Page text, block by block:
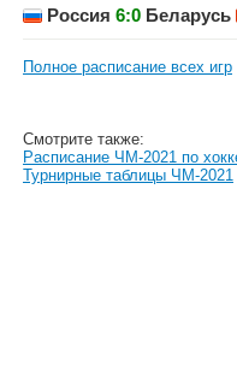
Россия 6:0 Беларусь
Полное расписание всех игр
Смотрите также:
Расписание ЧМ-2021 по
Турнирные таблицы ЧМ-2021